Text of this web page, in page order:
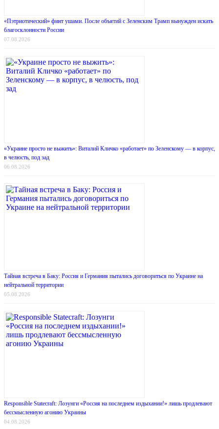
«Пэтриотический» финт ушами. После объятий с Зеленским Трамп вынужден искать
благосклонности России
07.08.2026
«Украине просто не выжить»: Виталий Кличко «работает» по Зеленскому — в корпус,
в челюсть, под зад
06.08.2026
Тайная встреча в Баку: Россия и Германия пытались договориться по Украине на
нейтральной территории
05.08.2026
Responsible Statecraft: Лозунги «Россия на последнем издыхании!» лишь продлевают
бессмысленную агонию Украины
04.08.2026